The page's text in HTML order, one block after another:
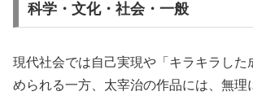
科学・文化・社会・一般
現代社会では自己実現や「キラキラした
められる一方、太宰治の作品には、無理